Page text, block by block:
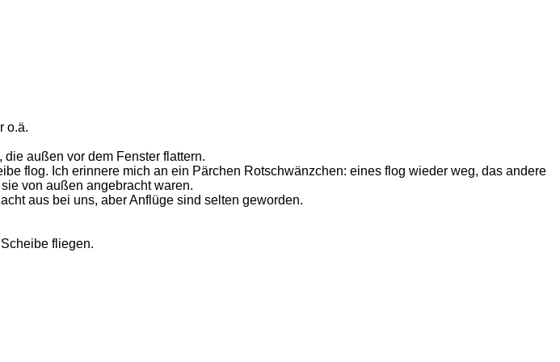
o.ä.
außen vor dem Fenster flattern.
flog. Ich erinnere mich an ein Pärchen Rotschwänzchen: eines flog wieder weg, das andere
von außen angebracht waren.
aus bei uns, aber Anflüge sind selten geworden.
fliegen.